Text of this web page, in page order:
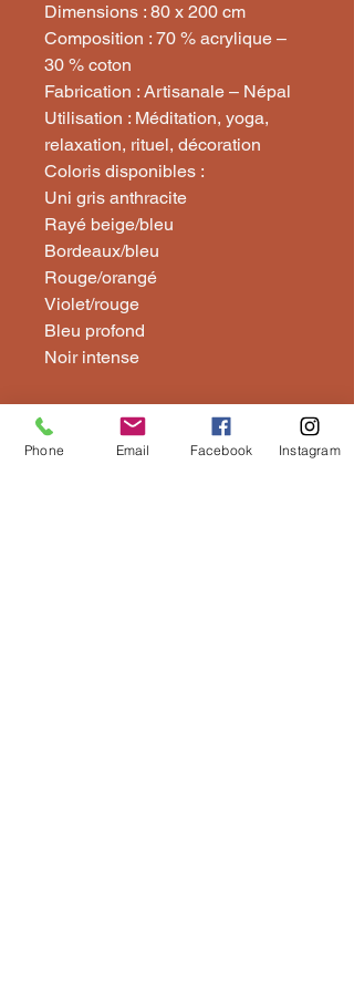
Dimensions : 80 x 200 cm
Composition : 70 % acrylique –
30 % coton
Fabrication : Artisanale – Népal
Utilisation : Méditation, yoga,
relaxation, rituel, décoration
Coloris disponibles :
Uni gris anthracite
Rayé beige/bleu
Bordeaux/bleu
Rouge/orangé
Violet/rouge
Bleu profond
Noir intense
Phone Email Facebook Instagram